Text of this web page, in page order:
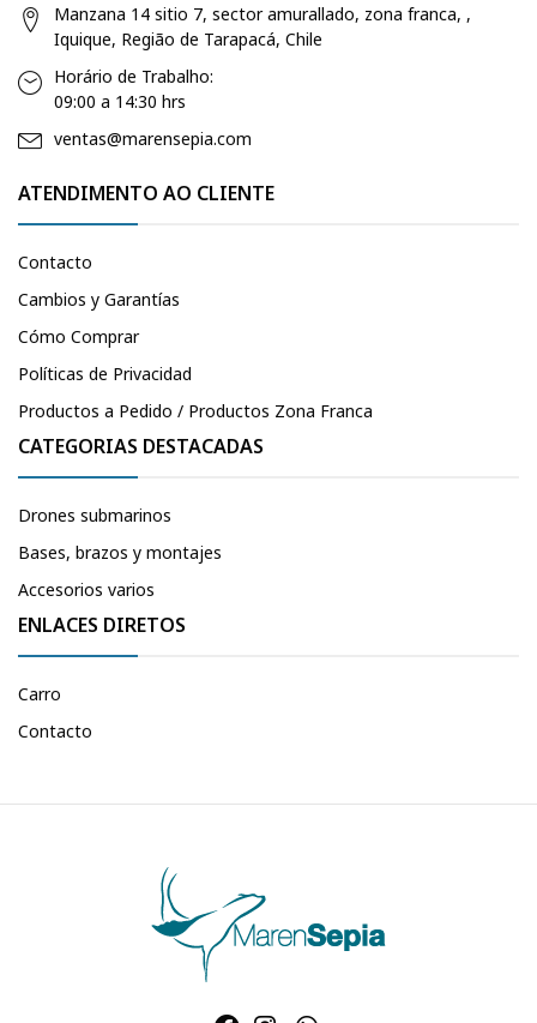
Manzana 14 sitio 7, sector amurallado, zona franca, ,
Iquique, Região de Tarapacá, Chile
Horário de Trabalho:
09:00 a 14:30 hrs
ventas@marensepia.com
ATENDIMENTO AO CLIENTE
Contacto
Cambios y Garantías
Cómo Comprar
Políticas de Privacidad
Productos a Pedido / Productos Zona Franca
CATEGORIAS DESTACADAS
Drones submarinos
Bases, brazos y montajes
Accesorios varios
ENLACES DIRETOS
Carro
Contacto